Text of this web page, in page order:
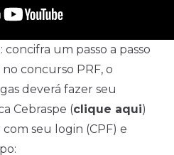
um passo a passo
concurso PRF, o
deverá fazer seu
Cebraspe (clique aqui)
seu login (CPF) e